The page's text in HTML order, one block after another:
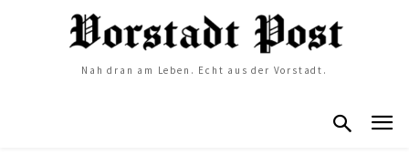
Nah dran am Leben. Echt aus der Vorstadt.